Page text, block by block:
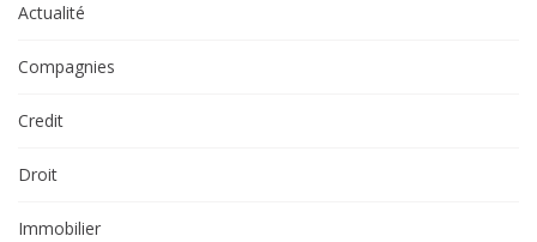
Actualité
Compagnies
Credit
Droit
Immobilier